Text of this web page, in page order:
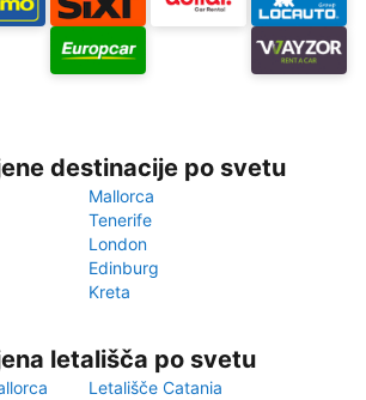
destinacije po svetu
Mallorca
Tenerife
London
Edinburg
Kreta
letališča po svetu
Letališče Catania